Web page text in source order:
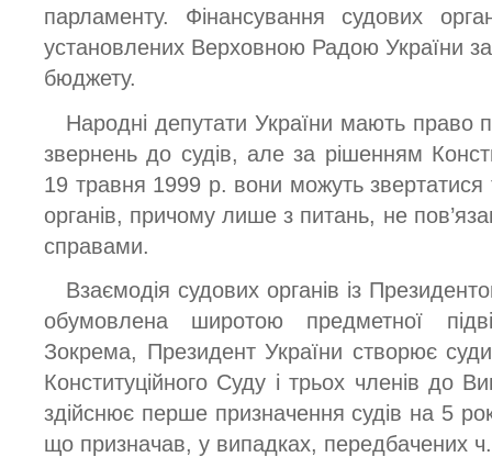
парламенту. Фінансування судових
установлених Верховною Радою України
бюджету.
Народні депутати України мають право
звернень до судів, але за рішенням
19 травня 1999 р. вони можуть звертатися
органів, причому лише з питань, не
справами.
Взаємодія судових органів із
обумовлена широтою предметної
Зокрема, Президент України створює
Конституційного Суду і трьох членів до
здійснює перше призначення судів на 5
що призначав, у випадках, передбачених